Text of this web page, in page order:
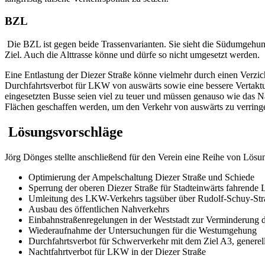
BZL
Die BZL ist gegen beide Trassenvarianten. Sie sieht die
Ziel. Auch die Alttrasse könne und dürfe so nicht umgesetzt werden.
Eine Entlastung der Diezer Straße könne vielmehr durch einen
Durchfahrtsverbot für LKW von auswärts sowie eine bessere
eingesetzten Busse seien viel zu teuer und müssen genauso wie
Flächen geschaffen werden, um den Verkehr von auswärts zu
Lösungsvorschläge
Jörg Dönges stellte anschließend für den Verein eine Reihe von
Optimierung der Ampelschaltung Diezer Straße und Schiede
Sperrung der oberen Diezer Straße für Stadteinwärts fahrende
Umleitung des LKW-Verkehrs tagsüber über Rudolf-Schuy-
Ausbau des öffentlichen Nahverkehrs
Einbahnstraßenregelungen in der Weststadt zur Verminderung
Wiederaufnahme der Untersuchungen für die Westumgehung
Durchfahrtsverbot für Schwerverkehr mit dem Ziel A3,
Nachtfahrtverbot für LKW in der Diezer Straße